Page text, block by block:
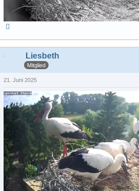
Liesbeth
Mitglied
21. Juni 2025